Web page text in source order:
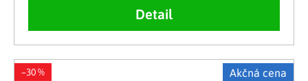
Detail
Akčná cena
–30 %